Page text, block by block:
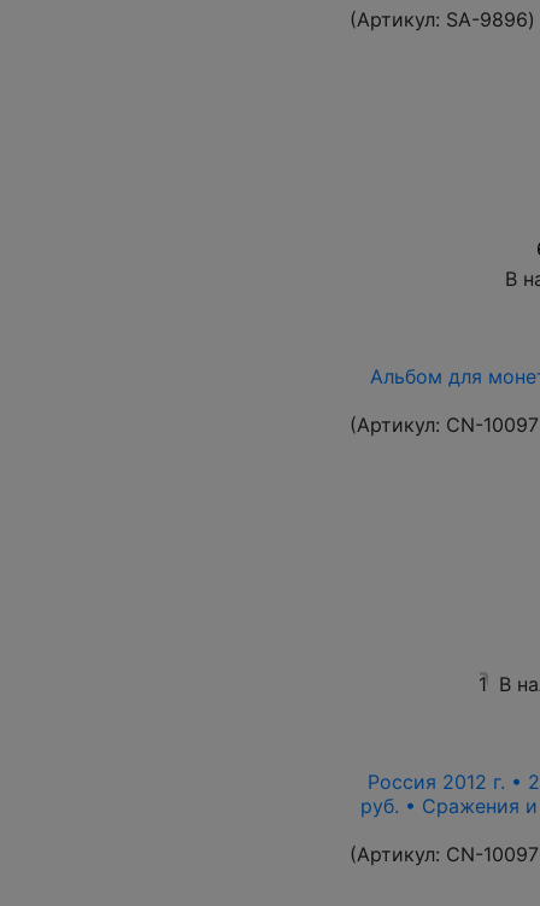
(Артикул: SA-9896)
В
Альбом для
(Артикул: CN-
1 В
Россия 2012 г. •
руб. • Сражения
(Артикул: CN-10097